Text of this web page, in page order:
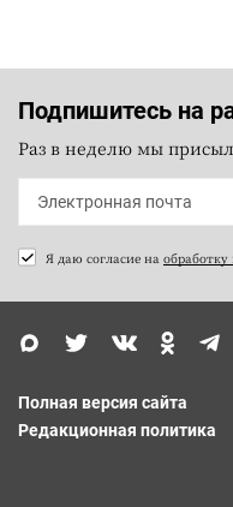
Подпишитесь на
Раз в неделю мы
Я даю согласие на
Полная версия сайта
Редакционная политика